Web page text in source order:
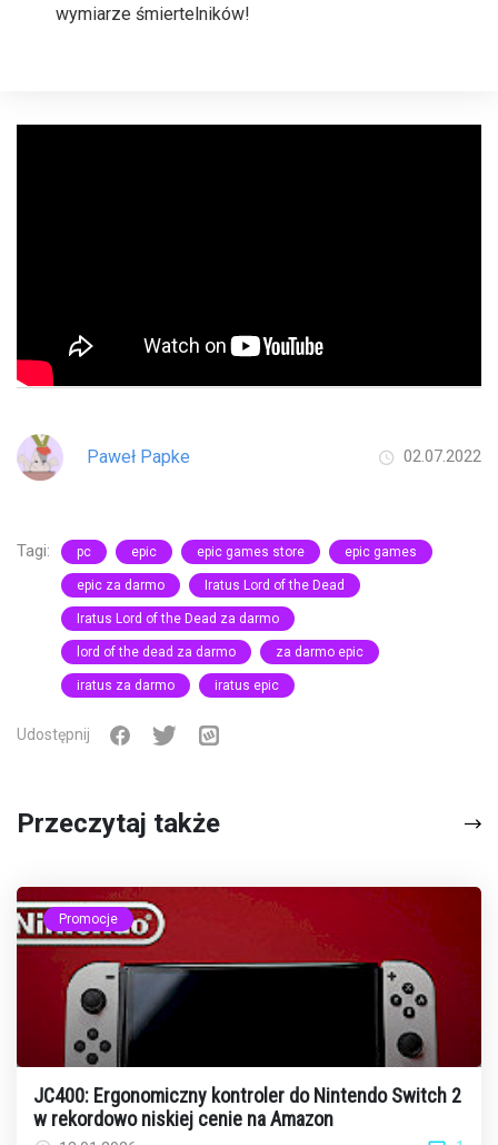
wymiarze śmiertelników!
Paweł Papke 02.07.2022
Tagi: pc epic epic games store epic games
epic za darmo Iratus Lord of the Dead
Iratus Lord of the Dead za darmo
lord of the dead za darmo za darmo epic
iratus za darmo iratus epic
Udostępnij
Przeczytaj także
Promocje
JC400: Ergonomiczny kontroler do Nintendo Switch 2
w rekordowo niskiej cenie na Amazon